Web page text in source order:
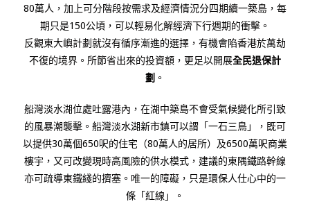
80萬人，加上可分階段按需求及經濟情況分四期續一築島，每
期只是150公頃，可以輕易化解經濟下行週期的衝擊。
反觀東大嶼計劃就沒有循序漸進的選擇，有機會陷香港於萬劫
不復的境界。所節省出來的投資額，更足以開展全民退保計
劃 。
船灣淡水湖位處吐露港內，在湖中築島不會受氣候變化所引致
的風暴潮襲擊。船灣淡水湖新市鎮可以謂「一石三鳥」，既可
以提供30萬個650呎的住宅（80萬人的居所）及6500萬呎商業
樓宇，又可改變現時高風險的供水模式，建議的東隅鐵路幹線
亦可疏導東鐵綫的擠塞。唯一的障礙，只是環保人仕心中的一
條「紅線」。